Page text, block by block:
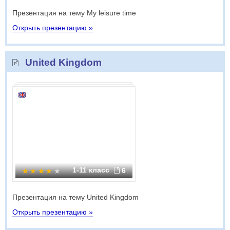
Презентация на тему My leisure time
Открыть презентацию »
United Kingdom
1-11 класс 6
Презентация на тему United Kingdom
Открыть презентацию »